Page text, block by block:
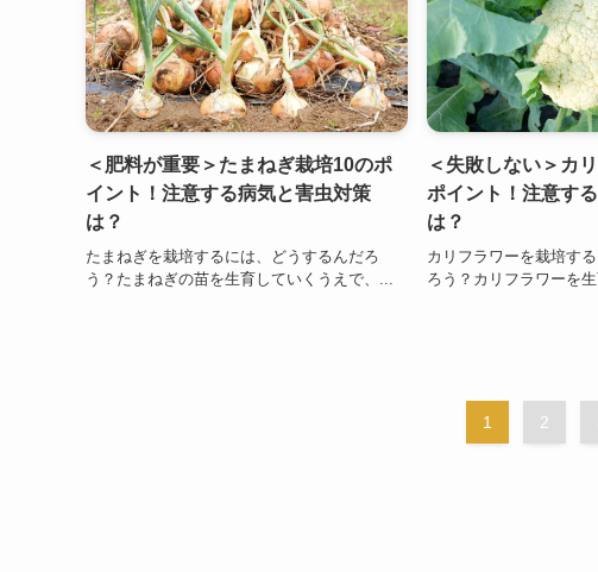
＜肥料が重要＞たまねぎ栽培10のポ
イント！注意する病気と害虫対策
は？
たまねぎを栽培するには、どうするんだろ
う？たまねぎの苗を生育していくうえで、...
＜失敗しない＞カ
ポイント！注意す
は？
カリフラワーを栽培す
ろう？カリフラワーを生
1 2